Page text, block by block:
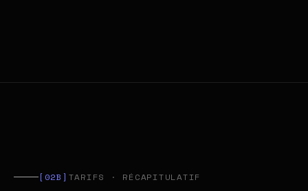
[02B] TARIFS · RÉCAPITULATIF